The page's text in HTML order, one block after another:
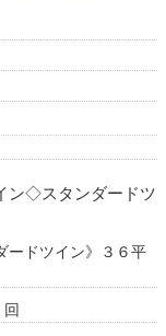
ン◇スタンダードツ
ドツイン》３６平